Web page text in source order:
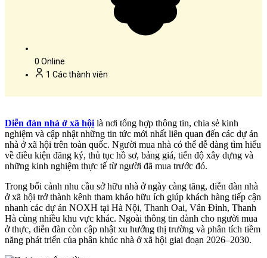
0 Online
1 Các thành viên
Diễn đàn nhà ở xã hội là nơi tổng hợp thông tin, chia sẻ kinh
nghiệm và cập nhật những tin tức mới nhất liên quan đến các dự án
nhà ở xã hội trên toàn quốc. Người mua nhà có thể dễ dàng tìm hiểu
về điều kiện đăng ký, thủ tục hồ sơ, bảng giá, tiến độ xây dựng và
những kinh nghiệm thực tế từ người đã mua trước đó.
Trong bối cảnh nhu cầu sở hữu nhà ở ngày càng tăng, diễn đàn nhà
ở xã hội trở thành kênh tham khảo hữu ích giúp khách hàng tiếp cận
nhanh các dự án NOXH tại Hà Nội, Thanh Oai, Vân Đình, Thanh
Hà cùng nhiều khu vực khác. Ngoài thông tin dành cho người mua
ở thực, diễn đàn còn cập nhật xu hướng thị trường và phân tích tiềm
năng phát triển của phân khúc nhà ở xã hội giai đoạn 2026–2030.